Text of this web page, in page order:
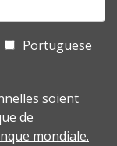
Portuguese
soient
de
mondiale.